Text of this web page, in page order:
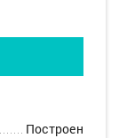
Построен